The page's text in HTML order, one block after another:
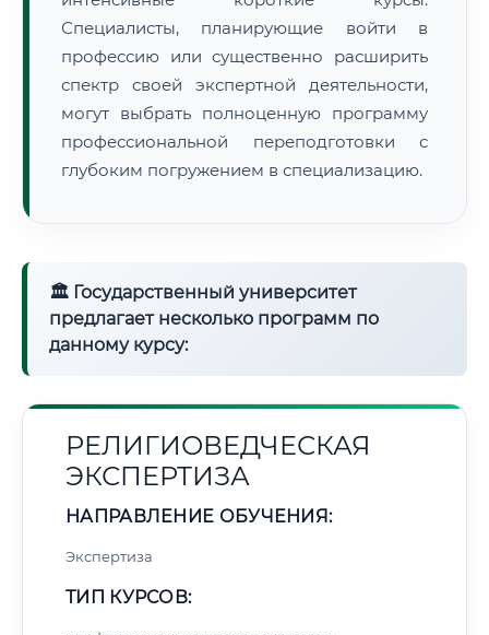
Специалисты, планирующие войти в
профессию или существенно расширить
спектр своей экспертной деятельности,
могут выбрать полноценную программу
профессиональной переподготовки с
глубоким погружением в специализацию.
🏛 Государственный университет
предлагает несколько программ по
данному курсу:
РЕЛИГИОВЕДЧЕСКАЯ
ЭКСПЕРТИЗА
НАПРАВЛЕНИЕ ОБУЧЕНИЯ:
Экспертиза
ТИП КУРСОВ: